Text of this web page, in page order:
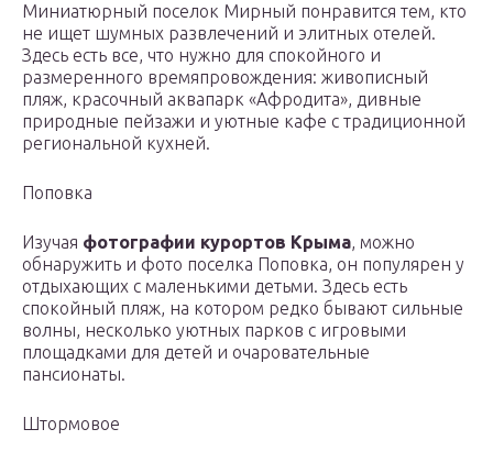
Миниатюрный поселок Мирный понравится тем, кто
не ищет шумных развлечений и элитных отелей.
Здесь есть все, что нужно для спокойного и
размеренного времяпровождения: живописный
пляж, красочный аквапарк «Афродита», дивные
природные пейзажи и уютные кафе с традиционной
региональной кухней.
Поповка
Изучая фотографии курортов Крыма, можно
обнаружить и фото поселка Поповка, он популярен у
отдыхающих с маленькими детьми. Здесь есть
спокойный пляж, на котором редко бывают сильные
волны, несколько уютных парков с игровыми
площадками для детей и очаровательные
пансионаты.
Штормовое